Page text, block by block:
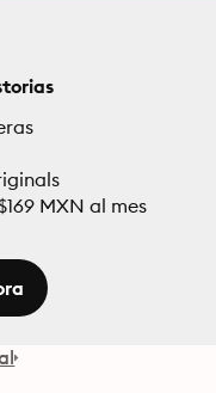
MXN al mes